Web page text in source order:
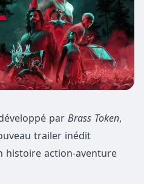
par Brass Token,
trailer inédit
histoire action-aventure